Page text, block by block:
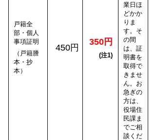
戸籍全
部・個人
事項証明
（戸籍謄
本・抄
本）
450円
350円
(注1)
業日ほ
どかか
りま
す。そ
の間
は、証
明書を
取得で
きませ
ん。お
急ぎの
方は、
役場住
民課ま
でご相
談くだ